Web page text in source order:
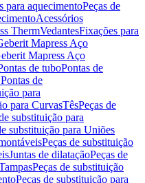
para aquecimentoPeças de
Acessórios
ThermVedantesFixações para
Mapress Aço
Mapress Aço
de tuboPontas de
de
para
para CurvasTêsPeças de
substituição para
substituição para Uniões
Peças de substituição
Juntas de dilataçãoPeças de
Peças de substituição
Peças de substituição para